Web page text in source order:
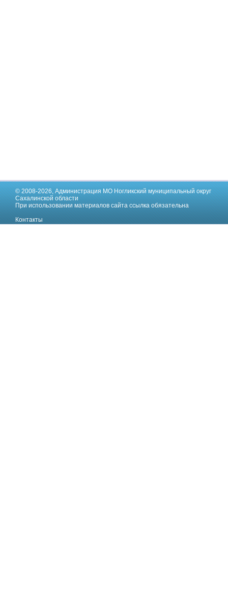
© 2008-2026,Администрация МО Ногликский муниципальный округ
Сахалинской области
При использовании материалов сайта ссылка обязательна
Контакты